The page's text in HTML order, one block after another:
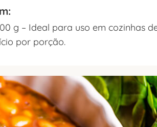
g – Ideal para uso em cozinhas
por porção.